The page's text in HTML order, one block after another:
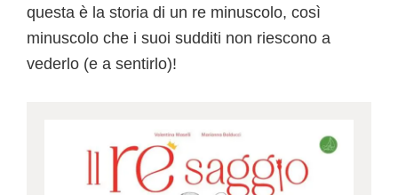
questa è la storia di un re minuscolo, così
minuscolo che i suoi sudditi non riescono a
vederlo (e a sentirlo)!